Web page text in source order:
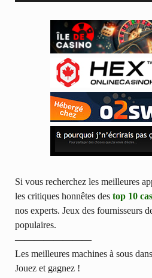
Si vous recherchez les meilleures
les critiques honnêtes des top 10
nos experts. Jeux des fournisseurs
populaires.
————————
Les meilleures machines à sous
Jouez et gagnez !